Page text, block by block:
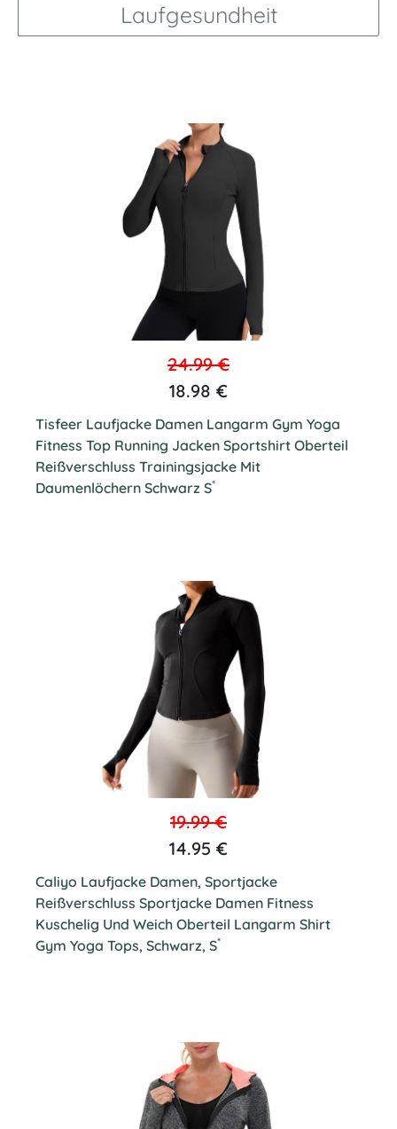
Laufgesundheit
24.99 €
18.98 €
Tisfeer Laufjacke Damen Langarm Gym Yoga
Fitness Top Running Jacken Sportshirt Oberteil
Reißverschluss Trainingsjacke Mit
Daumenlöchern Schwarz S*
19.99 €
14.95 €
Caliyo Laufjacke Damen, Sportjacke
Reißverschluss Sportjacke Damen Fitness
Kuschelig Und Weich Oberteil Langarm Shirt
Gym Yoga Tops, Schwarz, S*